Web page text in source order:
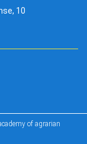
10
of agrarian